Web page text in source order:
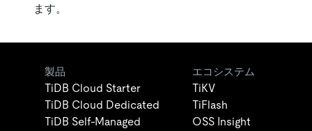
ます。
製品
TiDB Cloud Starter
TiDB Cloud Dedicated
TiDB Self-Managed
エコシステム
TiKV
TiFlash
OSS Insight